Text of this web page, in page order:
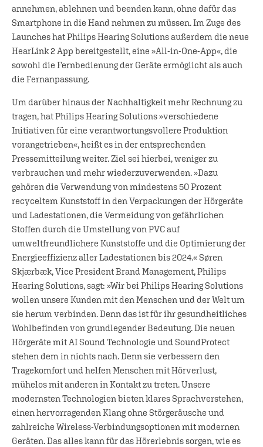
annehmen, ablehnen und beenden kann, ohne dafür das
Smartphone in die Hand nehmen zu müssen. Im Zuge des
Launches hat Philips Hearing Solutions außerdem die neue
HearLink 2 App bereitgestellt, eine »All-in-One-App«, die
sowohl die Fernbedienung der Geräte ermöglicht als auch
die Fernanpassung.
Um darüber hinaus der Nachhaltigkeit mehr Rechnung zu
tragen, hat Philips Hearing Solutions »verschiedene
Initiativen für eine verantwortungsvollere Produktion
vorangetrieben«, heißt es in der entsprechenden
Pressemitteilung weiter. Ziel sei hierbei, weniger zu
verbrauchen und mehr wiederzuverwenden. »Dazu
gehören die Verwendung von mindestens 50 Prozent
recyceltem Kunststoff in den Verpackungen der Hörgeräte
und Ladestationen, die Vermeidung von gefährlichen
Stoffen durch die Umstellung von PVC auf
umweltfreundlichere Kunststoffe und die Optimierung der
Energieeffizienz aller Ladestationen bis 2024.« Søren
Skjærbæk, Vice President Brand Management, Philips
Hearing Solutions, sagt: »Wir bei Philips Hearing Solutions
wollen unsere Kunden mit den Menschen und der Welt um
sie herum verbinden. Denn das ist für ihr gesundheitliches
Wohlbefinden von grundlegender Bedeutung. Die neuen
Hörgeräte mit AI Sound Technologie und SoundProtect
stehen dem in nichts nach. Denn sie verbessern den
Tragekomfort und helfen Menschen mit Hörverlust,
mühelos mit anderen in Kontakt zu treten. Unsere
modernsten Technologien bieten klares Sprachverstehen,
einen hervorragenden Klang ohne Störgeräusche und
zahlreiche Wireless-Verbindungsoptionen mit modernen
Geräten. Das alles kann für das Hörerlebnis sorgen, wie es